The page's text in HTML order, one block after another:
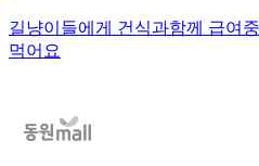
길냥이들에게 건식과함께 급여
먹어요